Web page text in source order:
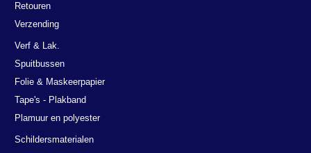
Retouren
Verzending
Verf & Lak.
Spuitbussen
Folie & Maskeerpapier
Tape's - Plakband
Plamuur en polyester
Schildersmaterialen